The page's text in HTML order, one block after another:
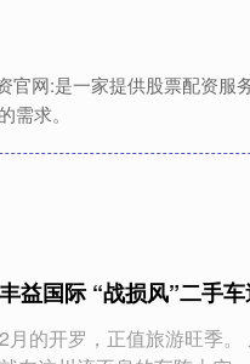
官网:是一家提供股票配资
需求。
丰益国际 “战损风”二手
2月的开罗，正值旅游旺季。